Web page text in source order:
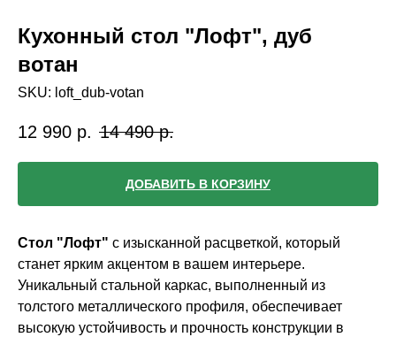
Кухонный стол "Лофт", дуб
вотан
SKU: loft_dub-votan
12 990 р. 14 490 р.
ДОБАВИТЬ В КОРЗИНУ
Стол "Лофт" с изысканной расцветкой, который
станет ярким акцентом в вашем интерьере.
Уникальный стальной каркас, выполненный из
толстого металлического профиля, обеспечивает
высокую устойчивость и прочность конструкции в